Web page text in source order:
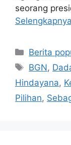
seorang
Selengkapnya
Kategori
Berita
Tag
BGN,
Hindayana,
Pilihan,